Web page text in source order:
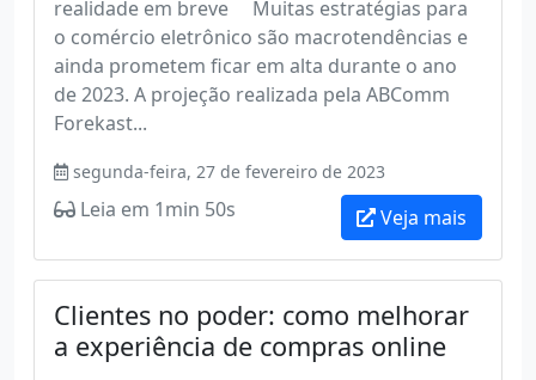
realidade em breve Muitas estratégias para
o comércio eletrônico são macrotendências e
ainda prometem ficar em alta durante o ano
de 2023. A projeção realizada pela ABComm
Forekast...
segunda-feira, 27 de fevereiro de 2023
Leia em 1min 50s Veja mais
Clientes no poder: como melhorar
a experiência de compras online